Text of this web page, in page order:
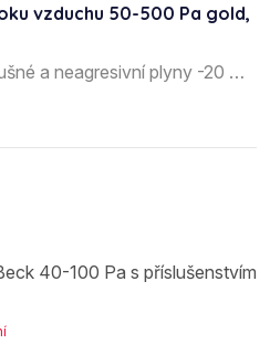
vzduchu 50-500 Pa gold,
a neagresivní plyny -20 …
40-100 Pa s příslušenstvím